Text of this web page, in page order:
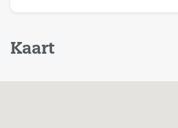
Kaart